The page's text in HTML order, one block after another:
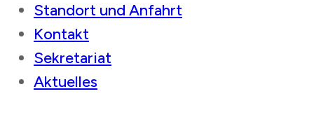
Standort und Anfahrt
Kontakt
Sekretariat
Aktuelles